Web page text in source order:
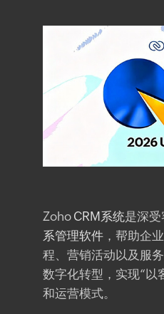
Zoho CRM系统是深
系管理软件 ，帮助企
程、营销活动以及服
数字化转型，实现“以
和运营模式。